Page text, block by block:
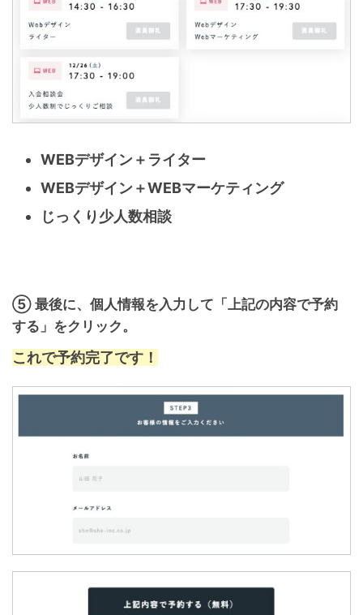
WEBデザイン＋ライター
WEBデザイン＋WEBマーケティング
じっくり少人数相談
⑤ 最後に、個人情報を入力して「上記の内容で予約
する」をクリック。
これで予約完了です！